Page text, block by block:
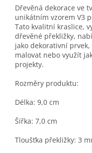
Dřevěná dekorace ve
unikátním vzorem V3
Tato kvalitní kraslice,
dřevěné překližky,
jako dekorativní
malovat nebo využít
projekty.
Rozměry produktu:
Délka: 9,0 cm
Šířka: 7,0 cm
Tloušťka překližky: 3